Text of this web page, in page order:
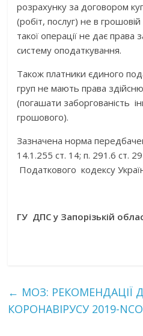
розрахунку за договором
(робіт, послуг) не в
такої операції не дає
систему оподаткування.
Також платники єдиного
груп не мають права
(погашати заборгованість
грошового).
Зазначена норма
14.1.255 ст. 14; п. 291.6 ст.
Податкового кодексу
ГУ ДПС у Запорізькій
← МОЗ:
КОРОНАВІРУСУ 2019-